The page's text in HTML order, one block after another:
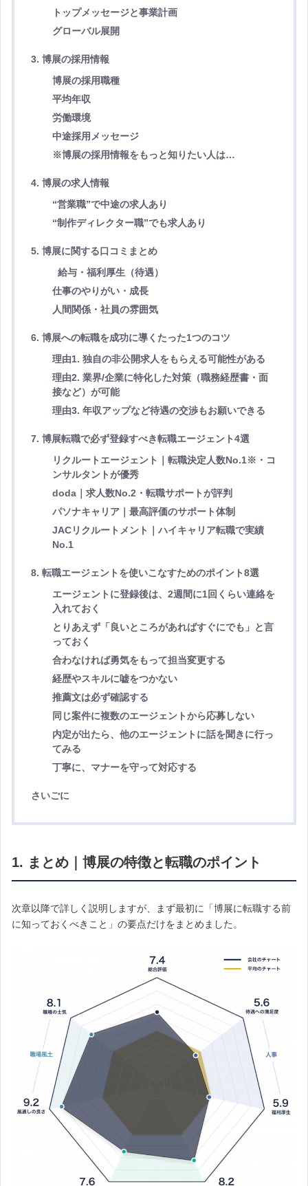
トップメッセージと事業計画
グローバル展開
3. 博展の採用情報
博展の採用職種
平均年収
労働環境
中途採用メッセージ
※博展の採用情報をもっと知りたい人は…
4. 博展の求人情報
“営業職”で中途の求人あり
“制作ディレクター職”でも求人あり
5. 博展に関する口コミまとめ
給与・福利厚生（待遇）
仕事のやりがい・成長
人間関係・社員の雰囲気
6. 博展への転職を成功に導くたった1つのコツ
理由1. 独自の非公開求人をもらえる可能性がある
理由2. 業界/企業に特化した対策（職務経歴書・面
接など）が可能
理由3. 年収アップなど待遇の交渉もお願いできる
7. 博展転職で必ず登録すべき転職エージェント4選
リクルートエージェント｜転職決定人数No.1※・コ
ンサルタントが優秀
doda｜求人数No.2・転職サポートが評判
パソナキャリア｜最高評価のサポート体制
JACリクルートメント｜ハイキャリア転職で実績
No.1
8. 転職エージェントを使いこなすためのポイント8選
エージェントに登録後は、2週間に1回くらい連絡を
入れておく
とりあえず「良いところがあればすぐにでも」と言
っておく
合わなければ勇気をもって担当変更する
経歴やスキルに嘘をつかない
推薦文は必ず確認する
同じ案件に複数のエージェントから応募しない
内定が出たら、他のエージェントに話を聞きに行っ
てみる
丁寧に、マナーを守って対応する
さいごに
1. まとめ｜博展の特徴と転職のポイント
次章以降で詳しく説明しますが、まず最初に「博展に転職する前
に知っておくべきこと」の要点だけをまとめました。